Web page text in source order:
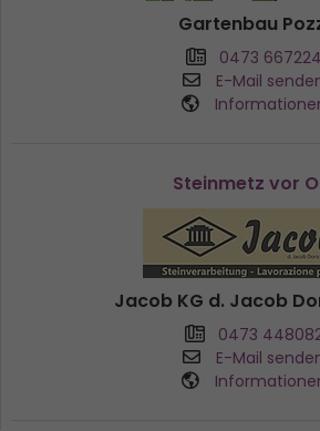
Gartenbau
0473 667224
E-Mail
Steinmetz vor
Jacob KG d. Jacob
0473
E-Mail